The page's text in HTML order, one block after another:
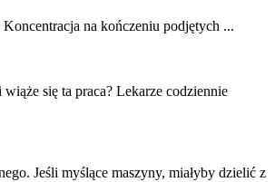
Koncentracja na kończeniu podjętych ...
się ta praca? Lekarze codziennie
Jeśli myślące maszyny, miałyby dzielić z